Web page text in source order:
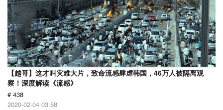
【越哥】这才叫灾难大片，致命流感肆虐韩国，46万人被隔离观
察！深度解读《流感》
# 438
2020-02-04 03:58